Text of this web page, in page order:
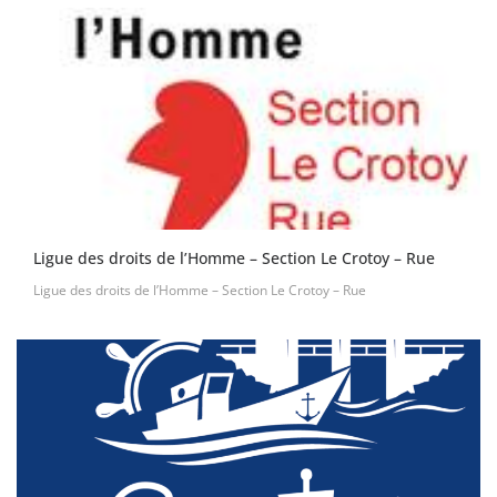
Ligue des droits de l’Homme – Section Le Crotoy – Rue
Ligue des droits de l’Homme – Section Le Crotoy – Rue